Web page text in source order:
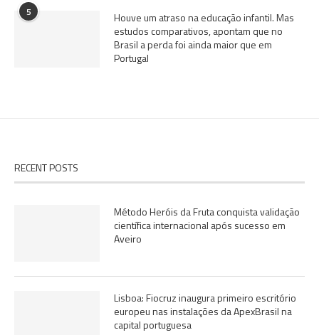
5
Houve um atraso na educação infantil. Mas
estudos comparativos, apontam que no
Brasil a perda foi ainda maior que em
Portugal
RECENT POSTS
Método Heróis da Fruta conquista validação
científica internacional após sucesso em
Aveiro
Lisboa: Fiocruz inaugura primeiro escritório
europeu nas instalações da ApexBrasil na
capital portuguesa